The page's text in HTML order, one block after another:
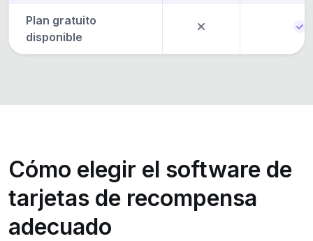
Plan gratuito
disponible
Cómo elegir el software de
tarjetas de recompensa
adecuado